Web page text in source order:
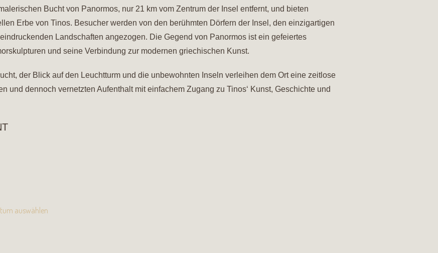
Bucht von Panormos, nur 21 km vom Zentrum der Insel entfernt, und bieten
Erbe von Tinos. Besucher werden von den berühmten Dörfern der Insel, den einzigartigen
Landschaften angezogen. Die Gegend von Panormos ist ein gefeiertes
und seine Verbindung zur modernen griechischen Kunst.
der Blick auf den Leuchtturm und die unbewohnten Inseln verleihen dem Ort eine zeitlose
und dennoch vernetzten Aufenthalt mit einfachem Zugang zu Tinos‘ Kunst, Geschichte und